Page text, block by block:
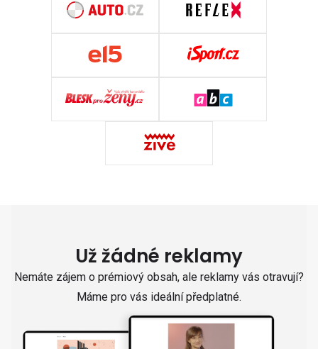
Už žádné reklamy
Nemáte zájem o prémiový obsah, ale reklamy vás otravují?
Máme pro vás ideální předplatné.